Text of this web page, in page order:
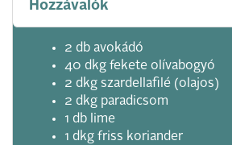
Hozzávalók
2 db avokádó
40 dkg fekete olívabogyó
2 dkg szardellafilé (olajos)
2 dkg paradicsom
1 db lime
1 dkg friss koriander